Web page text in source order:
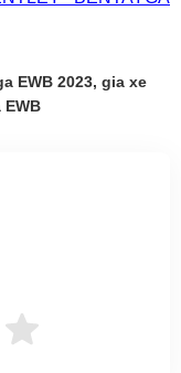
EWB 2023, gia xe